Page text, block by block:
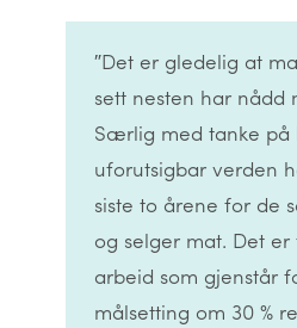
″Det er gledelig at
sett nesten har nådd
Særlig med tanke på
uforutsigbar verden
siste to årene for de
og selger mat. Det
arbeid som gjenstår
målsetting om 30 %